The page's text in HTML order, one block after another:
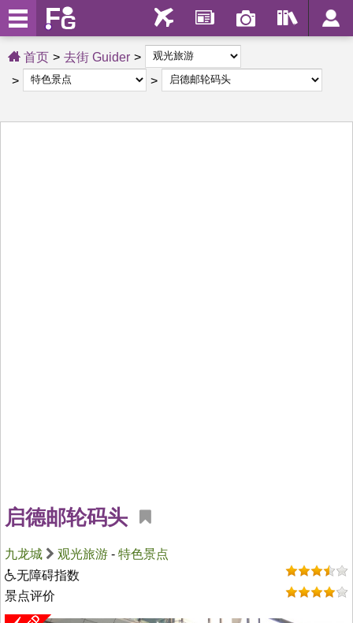
首页 去街 Guider
启德邮轮码头
九龙城 观光旅游 - 特色景点
无障碍指数
景点评价